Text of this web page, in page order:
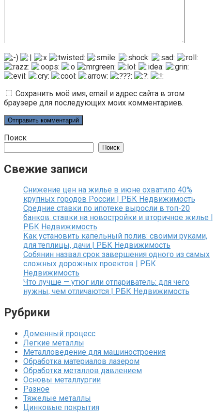
Сохранить моё имя, email и адрес сайта в этом
браузере для последующих моих комментариев.
Поиск
Поиск
Свежие записи
Снижение цен на жилье в июне охватило 40%
крупных городов России | РБК Недвижимость
Средние ставки по ипотеке выросли в топ-20
банков: ставки на новостройки и вторичное жилье |
РБК Недвижимость
Как установить капельный полив: своими руками,
для теплицы, дачи | РБК Недвижимость
Собянин назвал срок завершения одного из самых
сложных дорожных проектов | РБК
Недвижимость
Что лучше — утюг или отпариватель: для чего
нужны, чем отличаются | РБК Недвижимость
Рубрики
Доменный процесс
Легкие металлы
Металловедение для машиностроения
Обработка материалов лазером
Обработка металлов давлением
Основы металлургии
Разное
Тяжелые металлы
Цинковые покрытия